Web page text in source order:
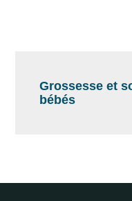
Grossesse et
bébés